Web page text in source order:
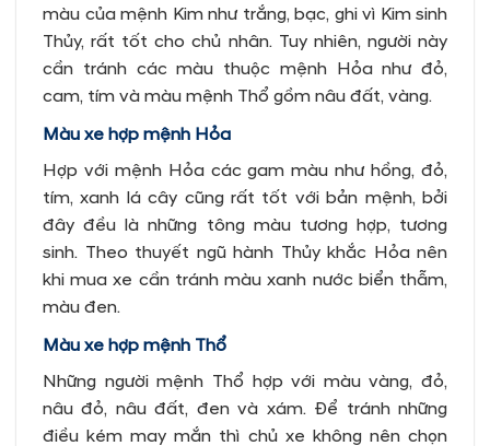
màu của mệnh Kim như trắng, bạc, ghi vì Kim sinh
Thủy, rất tốt cho chủ nhân. Tuy nhiên, người này
cần tránh các màu thuộc mệnh Hỏa như đỏ,
cam, tím và màu mệnh Thổ gồm nâu đất, vàng.
Màu xe hợp mệnh Hỏa
Hợp với mệnh Hỏa các gam màu như hồng, đỏ,
tím, xanh lá cây cũng rất tốt với bản mệnh, bởi
đây đều là những tông màu tương hợp, tương
sinh. Theo thuyết ngũ hành Thủy khắc Hỏa nên
khi mua xe cần tránh màu xanh nước biển thẫm,
màu đen.
Màu xe hợp mệnh Thổ
Những người mệnh Thổ hợp với màu vàng, đỏ,
nâu đỏ, nâu đất, đen và xám. Để tránh những
điều kém may mắn thì chủ xe không nên chọn